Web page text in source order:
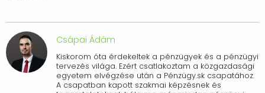
Csápai Ádám
Kiskorom óta érdekeltek a pénzügyek és a pénzügyi
tervezés világa. Ezért csatlakoztam a közgazdasági
egyetem elvégzése után a Pénzügy.sk csapatához.
A csapatban kapott szakmai képzésnek és